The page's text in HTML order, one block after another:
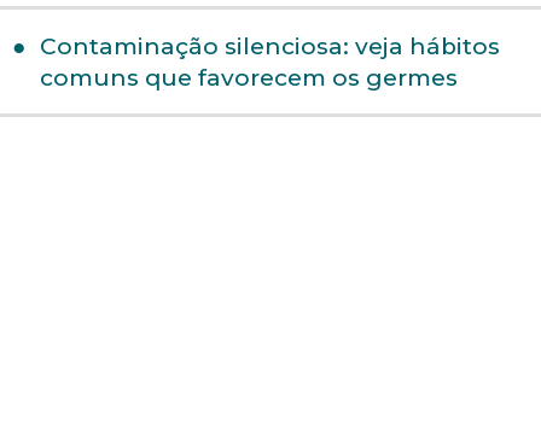
Contaminação silenciosa: veja hábitos
comuns que favorecem os germes